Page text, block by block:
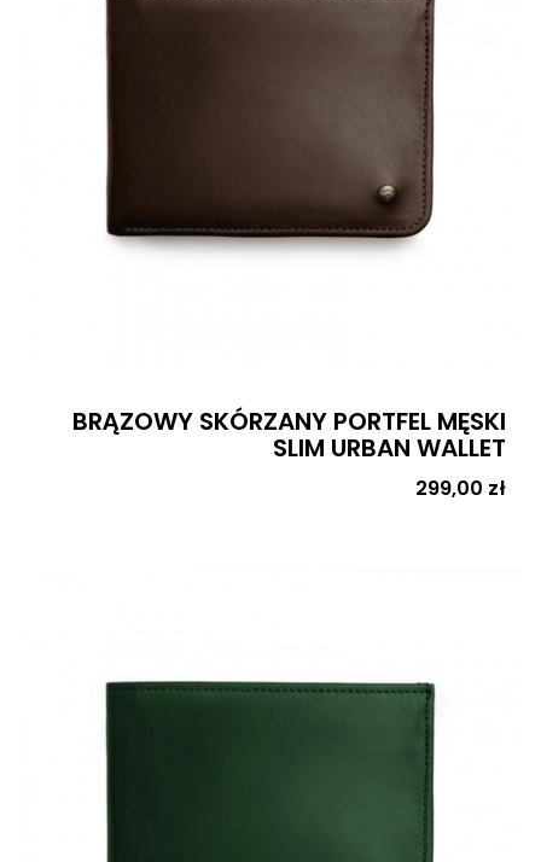
BRĄZOWY SKÓRZANY PORTFEL MĘSKI
SLIM URBAN WALLET
Cena
299,00 zł